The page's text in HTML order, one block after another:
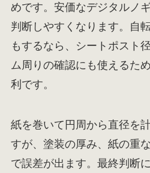
めです。安価なデジタルノ
判断しやすくなります。自
もするなら、シートポスト
ム周りの確認にも使えるた
利です。
紙を巻いて円周から直径を
すが、塗装の厚み、紙の重
で誤差が出ます。最終判断